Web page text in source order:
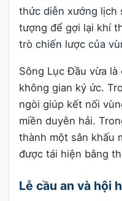
thức diễn xướng lịch
tượng để gợi lại khí
trò chiến lược của
Sông Lục Đầu vừa
không gian ký ức.
ngòi giúp kết nối
miền duyên hải.
thành một sân khấu
được tái hiện bằng
Lễ cầu an và hội